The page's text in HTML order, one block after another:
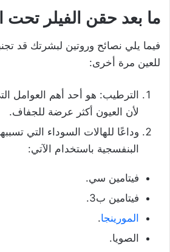
ما بعد حقن الفيلر تحت
فيما يلي نصائح وروتين لبشرتك قد
للعين مرة أخرى:
الترطيب: هو أحد أهم العوامل
لأن العيون أكثر عرضة للجفاف.
وداعًا للهالات السوداء التي
البنفسجية باستخدام الآتي:
فيتامين سي.
فيتامين ب3.
المورينجا.
الصويا.